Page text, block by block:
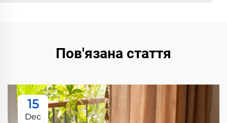
Пов'язана стаття
15
Dec